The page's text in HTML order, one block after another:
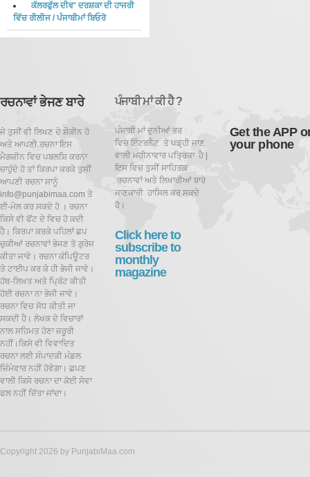
ਕੱਲਰਫੁੱਲ ਦੀਵ' ਦਰਸ਼ਕਾ ਦੀ ਹਾਜਰੀ
ਵਿੱਚ ਰੀਲੀਜ/ਪੰਜਾਬੀਮਾਂ ਬਿਓਰੋ
ਰਚਨਾਵਾਂ ਭੇਜਣ ਬਾਰੇ
ਜੇ ਤੁਸੀਂ ਵੀ ਲਿਖਣ ਦੇ ਸ਼ੌਕੀਨ ਹੋ
ਅਤੇ ਆਪਣੀ ਰਚਨਾ ਇਸ
ਮੈਗਜ਼ੀਨ ਵਿਚ ਪਬਲਸ਼ਿ ਕਰਨਾ
ਚਾਹੁੰਦੇ ਹੋ ਤਾਂ ਕਿਰਪਾ ਕਰਕੇ ਤੁਸੀਂ
ਆਪਣੀ ਰਚਨਾ ਸਾਨੂੰ
info@punjabimaa.com ਤੇ
ਈ-ਮੇਲ ਕਰ ਸਕਦੇ ਹੋ । ਰਚਨਾ
ਕਿਸੇ ਵੀ ਫੋਂਟ ਦੇ ਵਿਚ ਹੋ ਕਦੀ
ਹੈ। ਕਿਰਪਾ ਕਰਕੇ ਪਹਿਲਾਂ ਛਪ
ਚੁਕੀਆਂ ਰਚਨਾਵਾਂ ਭੇਜਣ ਤੋ ਗੁਰੇਜ
ਕੀਤਾ ਜਾਵੇ। ਰਚਨਾ ਕੰਪਿਊਟਰ
ਤੇ ਟਾਈਪ ਕਰ ਕੇ ਹੀ ਭੇਜੀ ਜਾਵੇ।
ਹੱਥ-ਲਿਖਤ ਅਤੇ ਪ੍ਰਿੰਟ ਕੀਤੀ
ਹੋਈ ਰਚਨਾ ਨਾ ਭੇਜੀ ਜਾਵੇ।
ਰਚਨਾ ਵਿਚ ਸੋਧ ਕੀਤੀ ਜਾ
ਸਕਦੀ ਹੈ। ਲੇਖਕ ਦੇ ਵਿਚਾਰਾਂ
ਨਾਲ ਸਹਿਮਤ ਹੋਣਾ ਜ਼ਰੂਰੀ
ਨਹੀਂ।ਕਿਸੇ ਵੀ ਵਿਵਾਦਿਤ
ਰਚਨਾ ਲਈ ਸੰਪਾਦਕੀ ਮੰਡਲ
ਜ਼ਿੰਮੇਵਾਰ ਨਹੀਂ ਹੋਵੇਗਾ। ਛਪਣ
ਵਾਲੀ ਕਿਸੇ ਰਚਨਾ ਦਾ ਕੋਈ ਸੇਵਾ
ਫਲ ਨਹੀਂ ਦਿੱਤਾ ਜਾਂਦਾ।
ਪੰਜਾਬੀ ਮਾਂ ਕੀ ਹੈ ?
ਪੰਜਾਬੀ ਮਾਂ ਦੁਨੀਆਂ ਭਰ
ਵਿਚ ਇੰਟਰਨੈਟ ਤੇ ਪਡ਼੍ਹੀ ਜਾਣ
ਵਾਲੀ ਮਹੀਨਾਵਾਰ ਪਤ੍ਰਿਕਾ ਹੈ |
ਇਸ ਵਿਚ ਤੁਸੀਂ ਸਾਹਿਤਕ
ਰਚਨਾਵਾਂ ਅਤੇ ਲਿਖਾਰੀਆਂ ਬਾਰੇ
ਜਾਣਕਾਰੀ ਹਾਸਿਲ ਕਰ ਸਕਦੇ
ਹੋ।
Click here to
subscribe to
monthly
magazine
Get the APP
your phone
Copyright 2026 by PunjabiMaa.com